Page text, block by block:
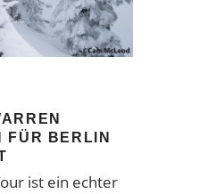
FÜR BERLIN
ist ein echter